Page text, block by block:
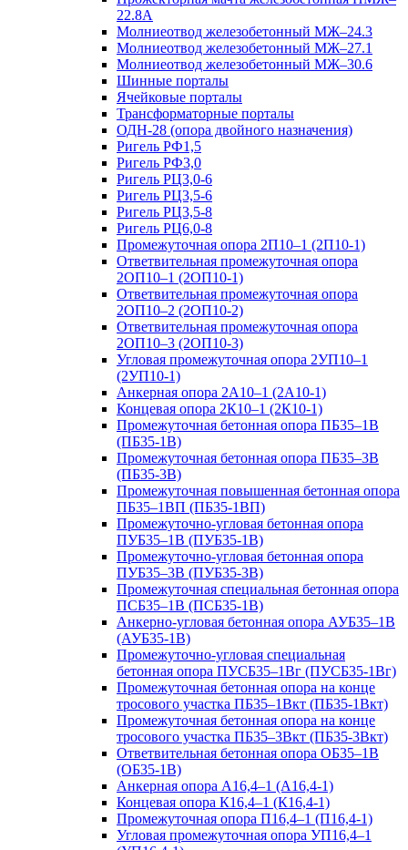
22.8А
Молниеотвод железобетонный МЖ–24.3
Молниеотвод железобетонный МЖ–27.1
Молниеотвод железобетонный МЖ–30.6
Шинные порталы
Ячейковые порталы
Трансформаторные порталы
ОДН-28 (опора двойного назначения)
Ригель РФ1,5
Ригель РФ3,0
Ригель РЦ3,0-6
Ригель РЦ3,5-6
Ригель РЦ3,5-8
Ригель РЦ6,0-8
Промежуточная опора 2П10–1 (2П10-1)
Ответвительная промежуточная опора
2ОП10–1 (2ОП10-1)
Ответвительная промежуточная опора
2ОП10–2 (2ОП10-2)
Ответвительная промежуточная опора
2ОП10–3 (2ОП10-3)
Угловая промежуточная опора 2УП10–1
(2УП10-1)
Анкерная опора 2А10–1 (2А10-1)
Концевая опора 2К10–1 (2К10-1)
Промежуточная бетонная опора ПБ35–1В
(ПБ35-1В)
Промежуточная бетонная опора ПБ35–3В
(ПБ35-3В)
Промежуточная повышенная бетонная опора
ПБ35–1ВП (ПБ35-1ВП)
Промежуточно-угловая бетонная опора
ПУБ35–1В (ПУБ35-1В)
Промежуточно-угловая бетонная опора
ПУБ35–3В (ПУБ35-3В)
Промежуточная специальная бетонная опора
ПСБ35–1В (ПСБ35-1В)
Анкерно-угловая бетонная опора АУБ35–1В
(АУБ35-1В)
Промежуточно-угловая специальная
бетонная опора ПУСБ35–1Вг (ПУСБ35-1Вг)
Промежуточная бетонная опора на конце
тросового участка ПБ35–1Вкт (ПБ35-1Вкт)
Промежуточная бетонная опора на конце
тросового участка ПБ35–3Вкт (ПБ35-3Вкт)
Ответвительная бетонная опора ОБ35–1В
(ОБ35-1В)
Анкерная опора А16,4–1 (А16,4-1)
Концевая опора К16,4–1 (К16,4-1)
Промежуточная опора П16,4–1 (П16,4-1)
Угловая промежуточная опора УП16,4–1